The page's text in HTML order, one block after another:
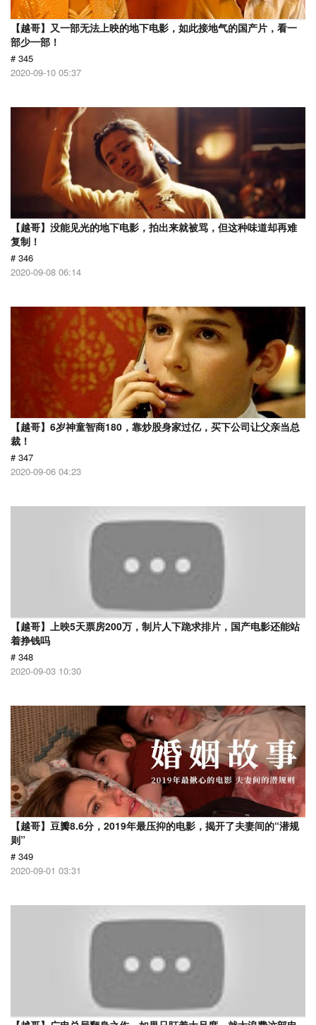
【越哥】又一部无法上映的地下电影，如此接地气的国产片，看一
部少一部！
# 345
2020-09-10 05:37
【越哥】没能见光的地下电影，拍出来就被骂，但这种味道却再难
复制！
# 346
2020-09-08 06:14
【越哥】6岁神童智商180，靠炒股身家过亿，买下公司让父亲当总
裁！
# 347
2020-09-06 04:23
【越哥】上映5天票房200万，制片人下跪求排片，国产电影还能站
着挣钱吗
# 348
2020-09-03 10:30
【越哥】豆瓣8.6分，2019年最压抑的电影，揭开了夫妻间的“潜规
则”
# 349
2020-09-01 03:31